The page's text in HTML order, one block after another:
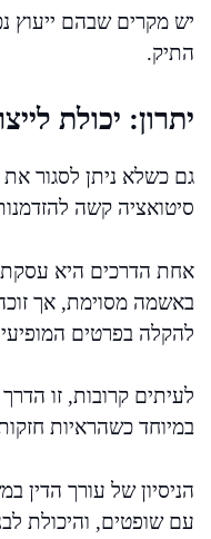
יש מקרים שבהם ייעוץ
התיק.
יתרון: יכולת
גם כשלא ניתן לסגור את
סיטואציה קשה
אחת הדרכים היא
באשמה מסוימת, אך
להקלה בפרטים
לעיתים קרובות, זו
במיוחד כשהראיות
הניסיון של עורך הדין
עם שופטים, והיכולת